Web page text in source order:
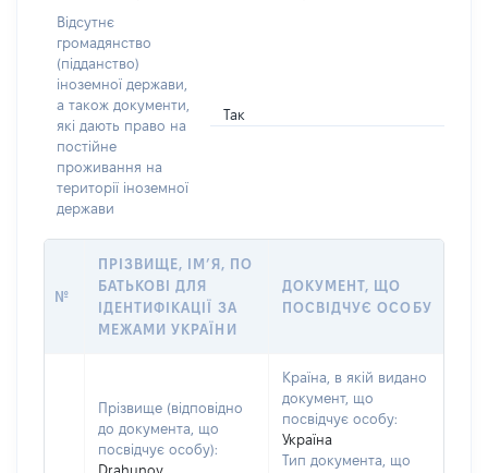
Відсутнє
громадянство
(підданство)
іноземної держави,
а також документи,
які дають право на
постійне
проживання на
території іноземної
держави
Так
№
ПРІЗВИЩЕ, ІМ’Я, ПО
БАТЬКОВІ ДЛЯ
ІДЕНТИФІКАЦІЇ ЗА
МЕЖАМИ УКРАЇНИ
ДОКУМЕНТ, ЩО
ПОСВІДЧУЄ ОСОБУ
Прізвище (відповідно
до документа, що
посвідчує особу):
Drahunov
Країна, в якій видано
документ, що
посвідчує особу:
Україна
Тип документа, що